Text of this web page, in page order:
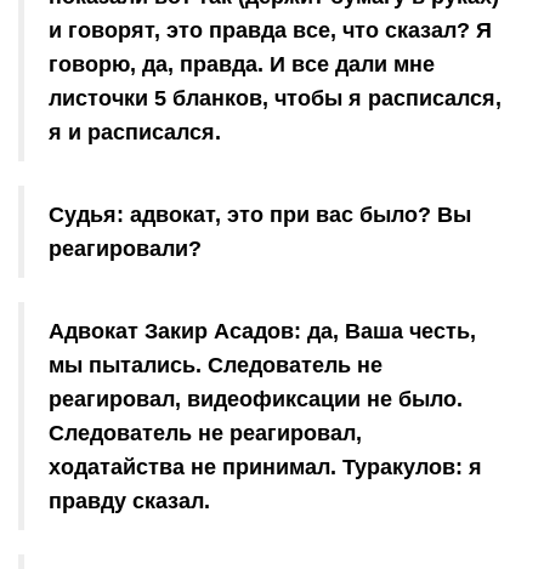
и говорят, это правда все, что сказал? Я
говорю, да, правда. И все дали мне
листочки 5 бланков, чтобы я расписался,
я и расписался.
Судья: адвокат, это при вас было? Вы
реагировали?
Адвокат Закир Асадов: да, Ваша честь,
мы пытались. Следователь не
реагировал, видеофиксации не было.
Следователь не реагировал,
ходатайства не принимал. Туракулов: я
правду сказал.